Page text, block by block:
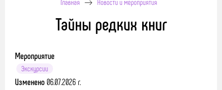
Главная Новости и мероприятия
Тайны редких книг
Мероприятие
Экскурсии
Изменено06.07.2026 г.